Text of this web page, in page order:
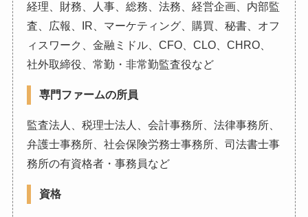
経理、財務、人事、総務、法務、経営企画、内部監
査、広報、IR、マーケティング、購買、秘書、オフ
ィスワーク、金融ミドル、CFO、CLO、CHRO、
社外取締役、常勤・非常勤監査役など
専門ファームの所員
監査法人、税理士法人、会計事務所、法律事務所、
弁護士事務所、社会保険労務士事務所、司法書士事
務所の有資格者・事務員など
資格